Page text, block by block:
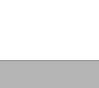
스마
> 안내